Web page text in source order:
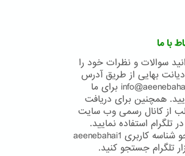
با ما
سوالات و نظرات خود را
دیانت بهایی از طریق آدرس
ایمیل info@aeenebahai.org برای ما
همچنین برای دریافت
از کانال رسمی وب سایت
تلگرام استفاده نمایید.
برای جستجو شناسه کاربری aeenebahai1
تلگرام جستجو کنید.